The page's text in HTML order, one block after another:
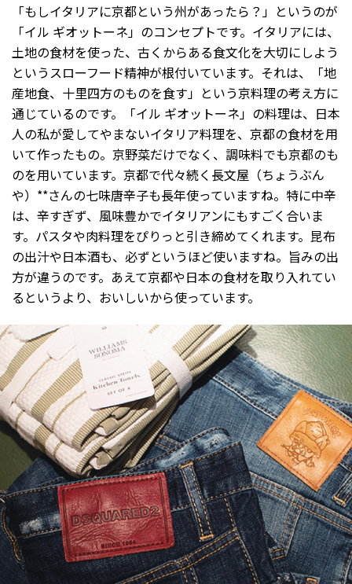
「もしイタリアに京都という州があったら？」というのが
「イル ギオットーネ」のコンセプトです。イタリアには、
土地の食材を使った、古くからある食文化を大切にしよう
というスローフード精神が根付いています。それは、「地
産地食、十里四方のものを食す」という京料理の考え方に
通じているのです。「イル ギオットーネ」の料理は、日本
人の私が愛してやまないイタリア料理を、京都の食材を用
いて作ったもの。京野菜だけでなく、調味料でも京都のも
のを用いています。京都で代々続く長文屋（ちょうぶん
や）**さんの七味唐辛子も長年使っていますね。特に中辛
は、辛すぎず、風味豊かでイタリアンにもすごく合いま
す。パスタや肉料理をぴりっと引き締めてくれます。昆布
の出汁や日本酒も、必ずというほど使いますね。旨みの出
方が違うのです。あえて京都や日本の食材を取り入れてい
るというより、おいしいから使っています。